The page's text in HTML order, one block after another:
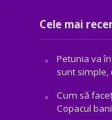
Cele mai
Petunia va
sunt simple,
Cum să
Copacul